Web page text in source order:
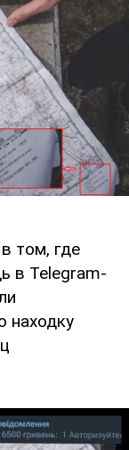
том, где
в Telegram-
находку